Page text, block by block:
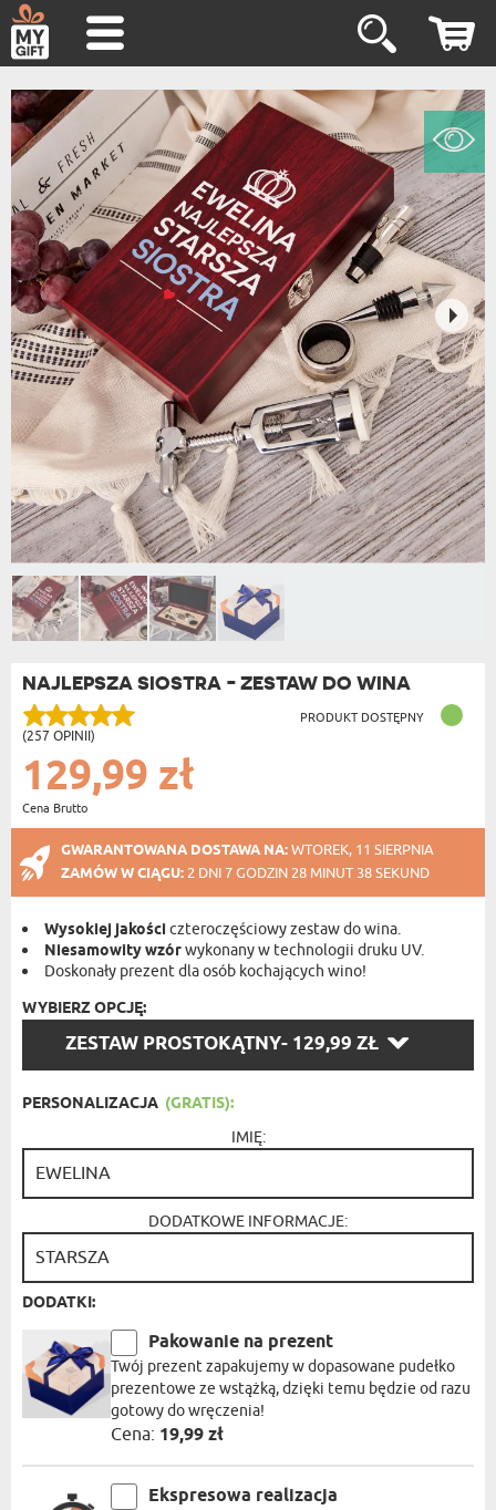
NAJLEPSZA SIOSTRA - ZESTAW DO WINA
(257 OPINII)
PRODUKT DOSTĘPNY
129,99 zł
Cena Brutto
GWARANTOWANA DOSTAWA NA:WTOREK, 11 SIERPNIA
ZAMÓW W CIĄGU: 2 DNI 7 GODZIN 28 MINUT 38 SEKUND
Wysokiej jakości czteroczęściowy zestaw do wina.
Niesamowity wzórwykonany w technologii druku UV.
Doskonały prezent dla osób kochających wino!
WYBIERZ OPCJĘ:
ZESTAW PROSTOKĄTNY- 129,99 ZŁ
WYBIERZ
OPCJĘ:
PERSONALIZACJA (GRATIS):
IMIĘ:
DODATKOWE INFORMACJE:
DODATKI:
Pakowanie na prezent
Twój prezent zapakujemy w dopasowane pudełko
prezentowe ze wstążką, dzięki temu będzie od razu
gotowy do wręczenia!
Cena: 19,99 zł
Ekspresowa realizacja